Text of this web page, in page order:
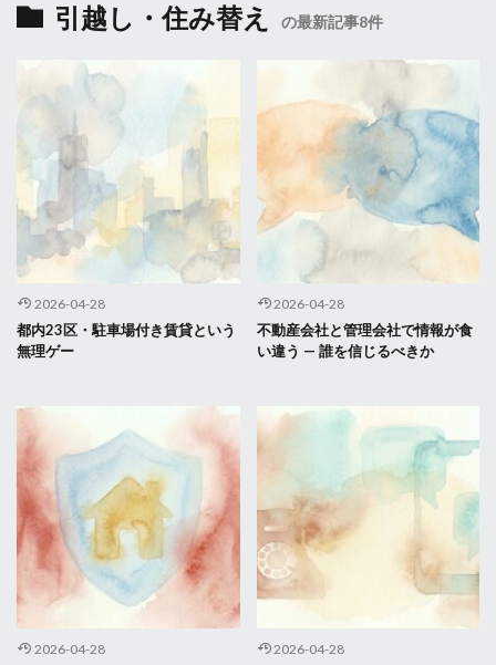
引越し・住み替え の最新記事8件
2026-04-28
都内23区・駐車場付き賃貸という
無理ゲー
2026-04-28
不動産会社と管理会社で情報が食
い違う — 誰を信じるべきか
2026-04-28 2026-04-28